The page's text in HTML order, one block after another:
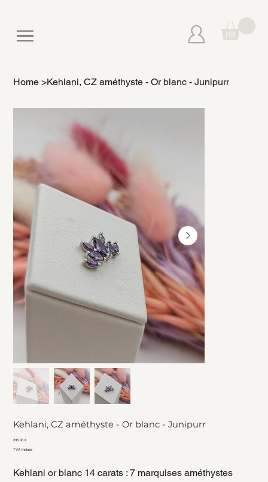
Home >Kehlani, CZ améthyste - Or blanc - Junipurr
Kehlani, CZ améthyste - Or blanc - Junipurr
Prix
235,00 €
TVA Incluse
Kehlani or blanc 14 carats : 7 marquises améthystes